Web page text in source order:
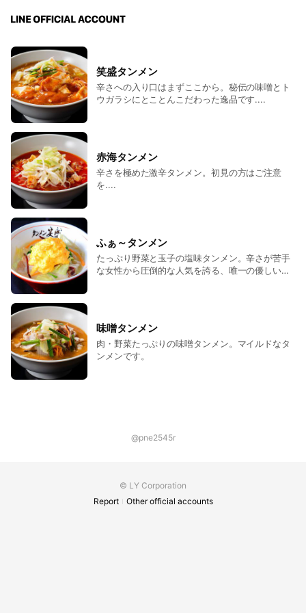
笑盛タンメン
辛さへの入り口はまずここから。秘伝の味噌とト
ウガラシにとことんこだわった逸品です....
赤海タンメン
辛さを極めた激辛タンメン。初見の方はご注意
を....
ふぁ～タンメン
たっぷり野菜と玉子の塩味タンメン。辛さが苦手
な女性から圧倒的な人気を誇る、唯一の優しい感
味噌タンメン
肉・野菜たっぷりの味噌タンメン。マイルドなタ
ンメンです。
@pne2545r
© LY Corporation
Report
Other official accounts